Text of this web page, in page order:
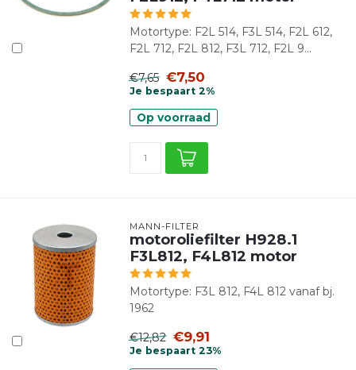
Motortype: F2L 514, F3L 514, F2L 612,
F2L 712, F2L 812, F3L 712, F2L 9...
€7,65 €7,50
Je bespaart 2%
Op voorraad
MANN-FILTER
motoroliefilter H928.1
F3L812, F4L812 motor
Motortype: F3L 812, F4L 812 vanaf bj.
1962
€12,82 €9,91
Je bespaart 23%